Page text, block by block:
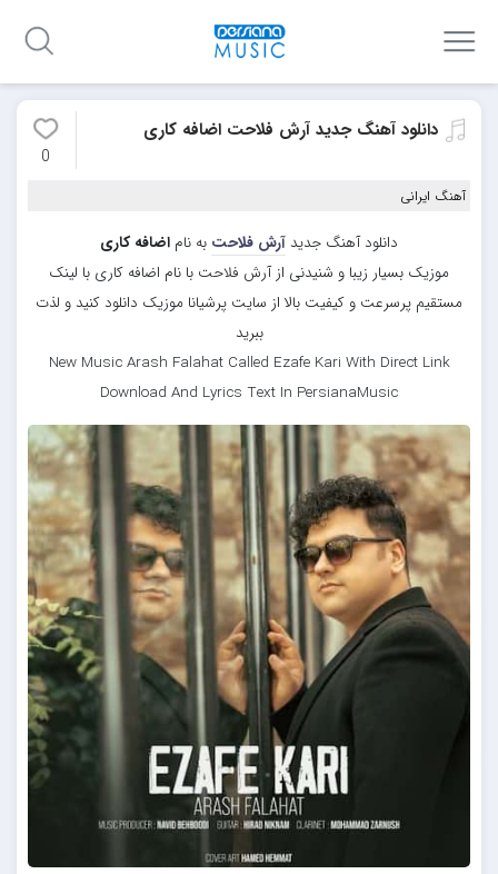
دانلود آهنگ جدید آرش فلاحت اضافه کاری
0
آهنگ ایرانی
دانلود آهنگ جدید آرش فلاحت به نام اضافه کاری
موزیک بسیار زیبا و شنیدنی از آرش فلاحت با نام اضافه کاری با لینک
مستقیم پرسرعت و کیفیت بالا از سایت پرشیانا موزیک دانلود کنید و لذت
ببرید
New Music Arash Falahat Called Ezafe Kari With Direct Link
Download And Lyrics Text In PersianaMusic